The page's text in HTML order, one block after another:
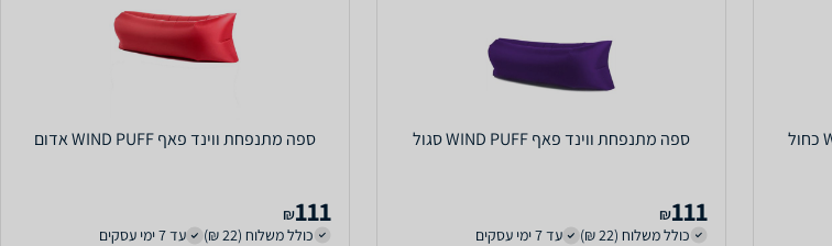
ספה מתנפחת ווינד פאף WIND PUFF סגול
111
₪
כולל משלוח (22 ₪)
עד 7 ימי עסקים
ספה מתנפחת ווינד פאף WIND PUFF אדום
111
₪
כולל משלוח (22 ₪)
עד 7 ימי עסקים